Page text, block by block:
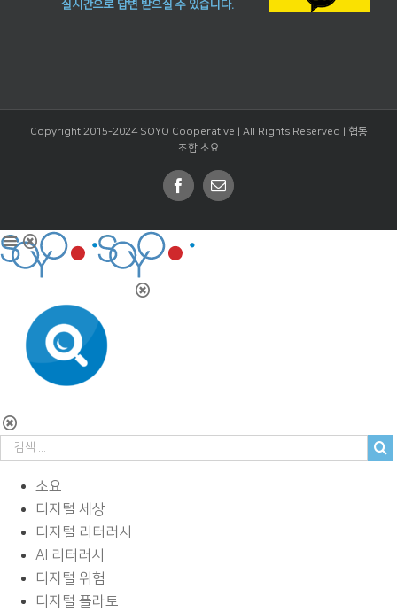
실시간으로 답변 받으실 수 있습니다.
Copyright 2015-2024 SOYO Cooperative | All Rights Reserved | 협동
조합 소요
Facebook
Email
소요
디지털 세상
디지털 리터러시
AI 리터러시
디지털 위험
디지털 플라토